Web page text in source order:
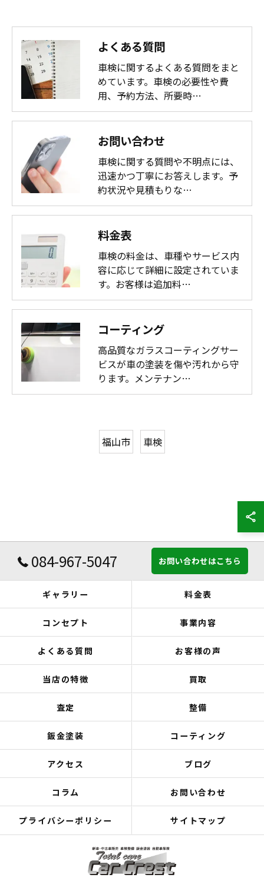
よくある質問
車検に関するよくある質問をまと
めています。車検の必要性や費
用、予約方法、所要時…
お問い合わせ
車検に関する質問や不明点には、
迅速かつ丁寧にお答えします。予
約状況や見積もりな…
料金表
車検の料金は、車種やサービス内
容に応じて詳細に設定されていま
す。お客様は追加料…
コーティング
高品質なガラスコーティングサー
ビスが車の塗装を傷や汚れから守
ります。メンテナン…
福山市 車検
084-967-5047 お問い合わせはこちら
ギャラリー 料金表
コンセプト 事業内容
よくある質問 お客様の声
当店の特徴 買取
査定 整備
鈑金塗装 コーティング
アクセス ブログ
コラム お問い合わせ
プライバシーポリシー サイトマップ